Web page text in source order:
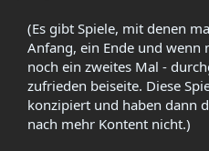
(Es gibt Spiele, mit denen
Anfang, ein Ende und wenn
noch ein zweites Mal -
zufrieden beiseite. Diese
konzipiert und haben dann
nach mehr Kontent nicht.)​